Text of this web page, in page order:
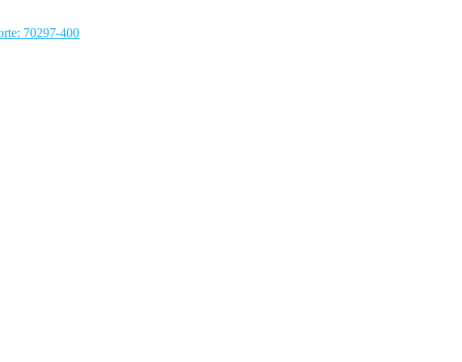
70297-400